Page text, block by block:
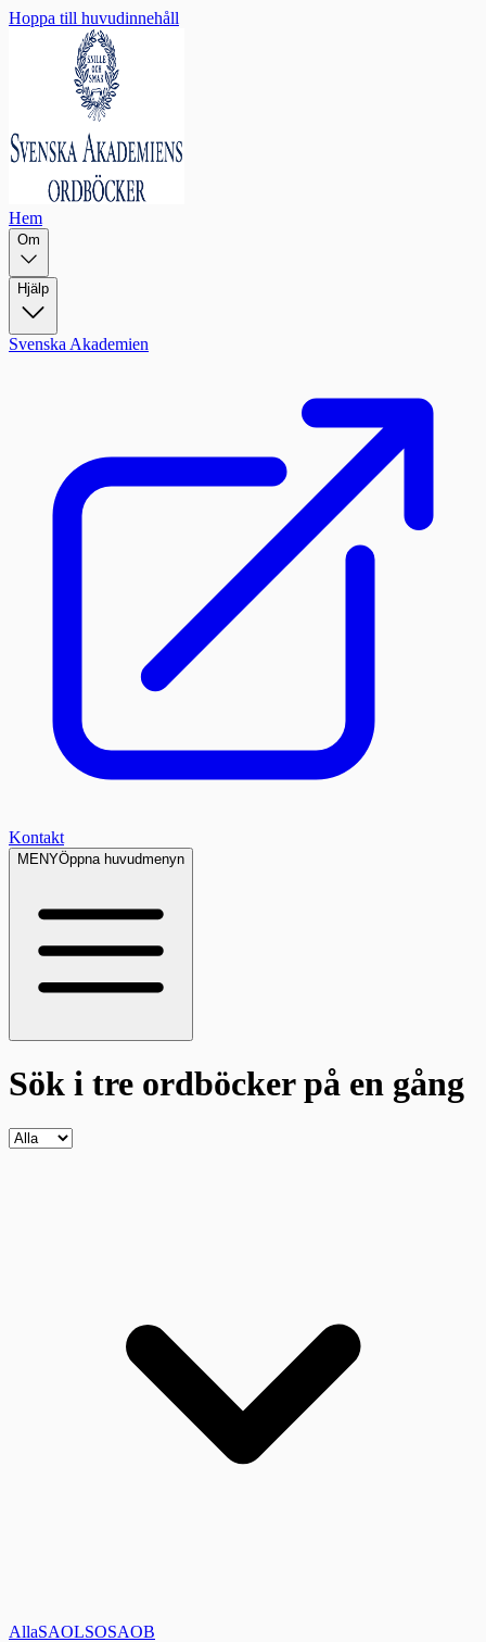
Hoppa till huvudinnehåll
Hem
Om
Hjälp
Svenska Akademien
Kontakt
MENYÖppna huvudmenyn
Sök i tre ordböckerpå en gång
AllaSAOLSOSAOB